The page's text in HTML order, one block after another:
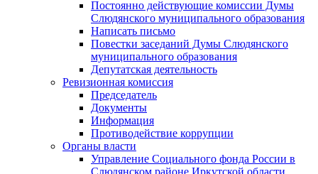
Постоянно действующие комиссии Думы
Слюдянского муниципального образования
Написать письмо
Повестки заседаний Думы Слюдянского
муниципального образования
Депутатская деятельность
Ревизионная комиссия
Председатель
Документы
Информация
Противодействие коррупции
Органы власти
Управление Социального фонда России в